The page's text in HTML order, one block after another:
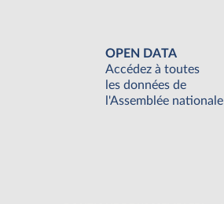
OPEN DATA
Accédez à toutes
les données de
l'Assemblée nationale